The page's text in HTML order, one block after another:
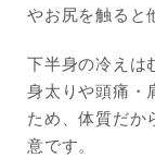
やお尻を触ると
下半身の冷えは
身太りや頭痛・
ため、体質だか
意です。